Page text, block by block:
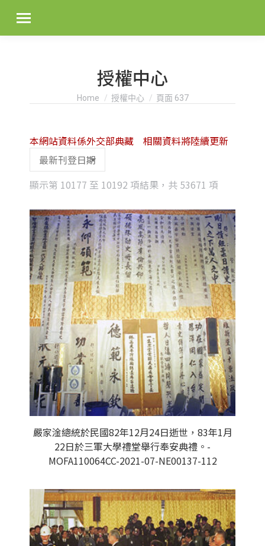
授權中心
You are here:
Home 授權中心 頁面 637
顯示第 10177 至 10192 項結果，共 53671 項
latest
本網站資料係外交部典藏 相關資料將陸續更新
嚴家淦總統於民國82年12月24日逝世，83年1月
22日於三軍大學禮堂舉行奉安典禮。-
MOFA110064CC-2021-07-NE00137-112